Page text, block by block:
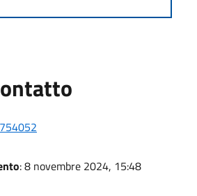
: 8 novembre 2024, 15:48